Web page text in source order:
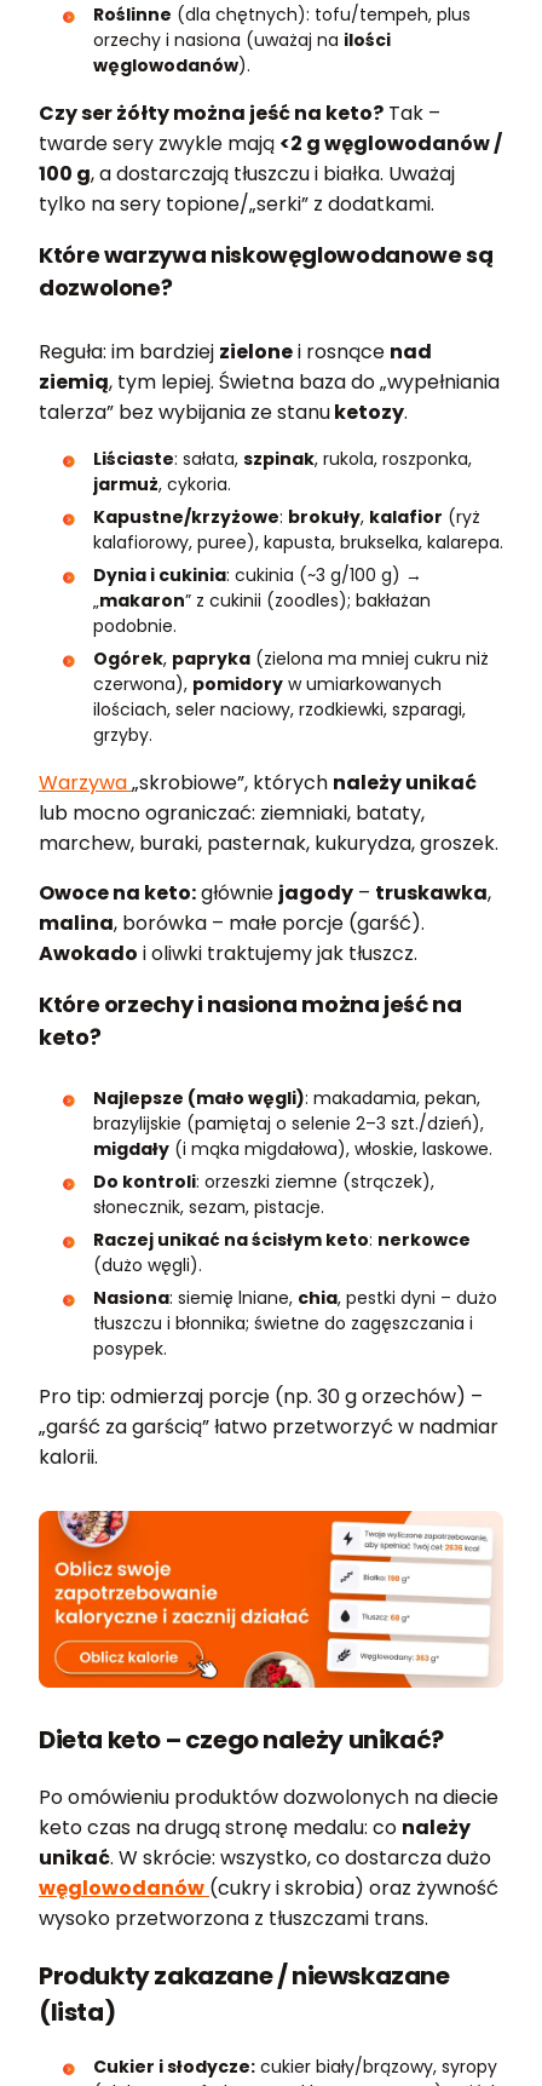
Roślinne (dla chętnych): tofu/tempeh, plus
orzechy i nasiona (uważaj na ilości
węglowodanów).
Czy ser żółty można jeść na keto? Tak –
twarde sery zwykle mają <2 g węglowodanów /
100 g, a dostarczają tłuszczu i białka. Uważaj
tylko na sery topione/„serki” z dodatkami.
Które warzywa niskowęglowodanowe są
dozwolone?
Reguła: im bardziej zielonei rosnące nad
ziemią, tym lepiej. Świetna baza do „wypełniania
talerza” bez wybijania ze stanuketozy.
Liściaste: sałata, szpinak, rukola, roszponka,
jarmuż, cykoria.
Kapustne/krzyżowe: brokuły, kalafior (ryż
kalafiorowy, puree), kapusta, brukselka, kalarepa.
Dynia i cukinia: cukinia (~3 g/100 g) →
„makaron” z cukinii (zoodles); bakłażan
podobnie.
Ogórek, papryka (zielona ma mniej cukru niż
czerwona), pomidory w umiarkowanych
ilościach, seler naciowy, rzodkiewki, szparagi,
grzyby.
Warzywa„skrobiowe”, których należy unikać
lub mocno ograniczać: ziemniaki, bataty,
marchew, buraki, pasternak, kukurydza, groszek.
Owoce na keto:głównie jagody – truskawka,
malina, borówka – małe porcje (garść).
Awokado i oliwki traktujemy jak tłuszcz.
Które orzechy i nasiona można jeść na
keto?
Najlepsze (mało węgli): makadamia, pekan,
brazylijskie (pamiętaj o selenie 2–3 szt./dzień),
migdały (i mąka migdałowa), włoskie, laskowe.
Do kontroli: orzeszki ziemne (strączek),
słonecznik, sezam, pistacje.
Raczej unikać na ścisłym keto: nerkowce
(dużo węgli).
Nasiona: siemię lniane, chia, pestki dyni – dużo
tłuszczu i błonnika; świetne do zagęszczania i
posypek.
Pro tip: odmierzaj porcje (np. 30 g orzechów) –
„garść za garścią” łatwo przetworzyć w nadmiar
kalorii.
Dieta keto – czego należy unikać?
Po omówieniu produktów dozwolonych na diecie
keto czas na drugą stronę medalu: co należy
unikać. W skrócie: wszystko, co dostarcza dużo
węglowodanów (cukry i skrobia) oraz żywność
wysoko przetworzona z tłuszczami trans.
Produkty zakazane / niewskazane
(lista)
Cukier i słodycze: cukier biały/brązowy, syropy